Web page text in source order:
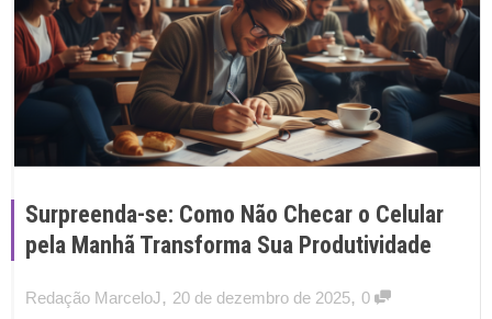
Surpreenda-se: Como Não Checar o Celular
pela Manhã Transforma Sua Produtividade
Redação MarceloJ, 20 de dezembro de 2025, 0